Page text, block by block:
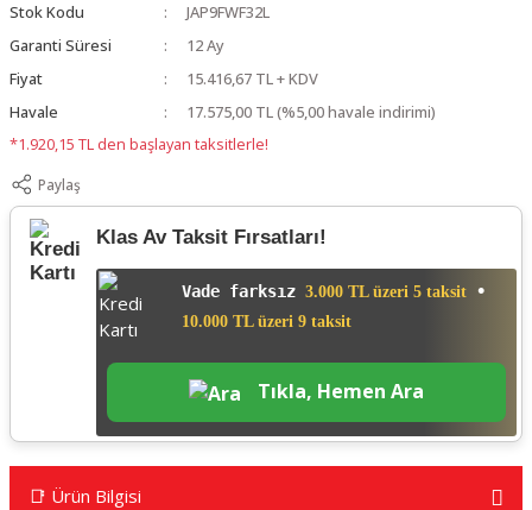
Stok Kodu
JAP9FWF32L
Garanti Süresi
12 Ay
Fiyat
15.416,67 TL + KDV
Havale
17.575,00 TL (%5,00 havale indirimi)
*1.920,15 TL den başlayan taksitlerle!
Paylaş
Klas Av Taksit Fırsatları!
Vade farksız 3.000 TL üzeri 5 taksit •
10.000 TL üzeri 9 taksit
Tıkla, Hemen Ara
📑 Ürün Bilgisi